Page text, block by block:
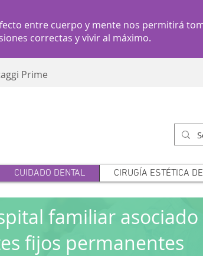
entre cuerpo y mente nos permitirá
correctas y vivir al máximo.
Prime
CUIDADO DENTAL CIRUGÍA ESTÉTICA
familiar asociado
fijos permanentes